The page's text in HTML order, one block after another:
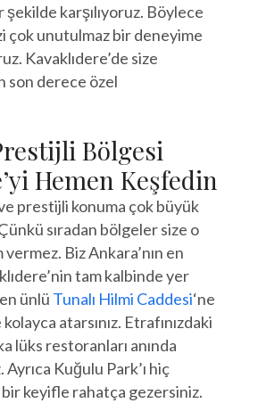
karşılıyoruz. Böylece
çok unutulmaz bir deneyime
Kavaklıdere’de size
son derece özel
Bölgesi
Hemen Keşfedin
prestijli konuma çok büyük
sıradan bölgeler size o
Biz Ankara’nın en
tam kalbinde yer
ünlü Tunalı Hilmi Caddesi‘ne
kolayca atarsınız. Etrafınızdaki
lüks restoranları anında
Kuğulu Park’ı hiç
keyifle rahatça gezersiniz.